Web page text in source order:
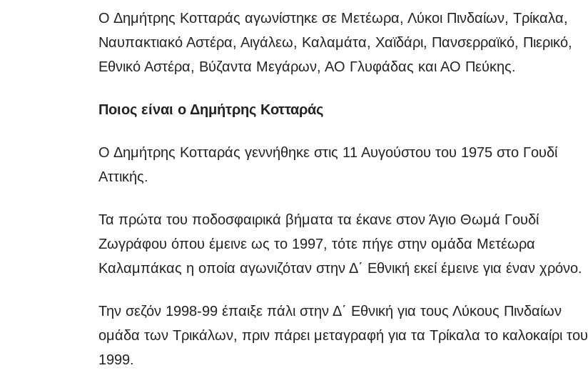
Ο Δημήτρης Κοτταράς αγωνίστηκε σε Μετέωρα, Λύκοι Πινδαίων, Τρίκαλα,
Ναυπακτιακό Αστέρα, Αιγάλεω, Καλαμάτα, Χαϊδάρι, Πανσερραϊκό, Πιερικό,
Εθνικό Αστέρα, Βύζαντα Μεγάρων, ΑΟ Γλυφάδας και ΑΟ Πεύκης.
Ποιος είναι ο Δημήτρης Κοτταράς
Ο Δημήτρης Κοτταράς γεννήθηκε στις 11 Αυγούστου του 1975 στο Γουδί
Αττικής.
Τα πρώτα του ποδοσφαιρικά βήματα τα έκανε στον Άγιο Θωμά Γουδί
Ζωγράφου όπου έμεινε ως το 1997, τότε πήγε στην ομάδα Μετέωρα
Καλαμπάκας η οποία αγωνιζόταν στην Δ΄ Εθνική εκεί έμεινε για έναν χρόνο.
Την σεζόν 1998-99 έπαιξε πάλι στην Δ΄ Εθνική για τους Λύκους Πινδαίων
ομάδα των Τρικάλων, πριν πάρει μεταγραφή για τα Τρίκαλα το καλοκαίρι του
1999.